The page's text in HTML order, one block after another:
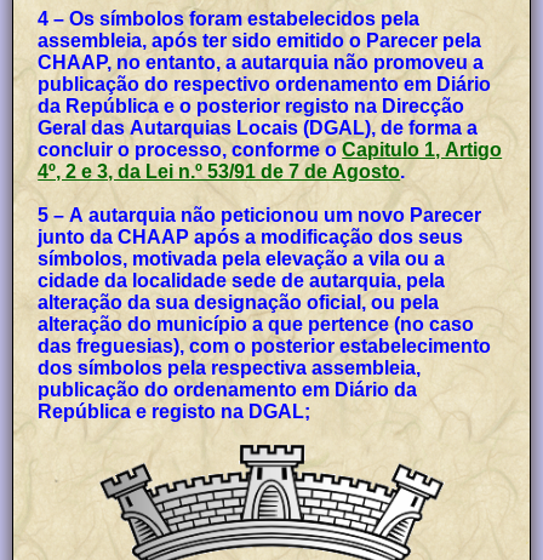
4 – Os símbolos foram estabelecidos pela
assembleia, após ter sido emitido o Parecer pela
CHAAP, no entanto, a autarquia não promoveu a
publicação do respectivo ordenamento em Diário
da República e o posterior registo na Direcção
Geral das Autarquias Locais (DGAL), de forma a
concluir o processo, conforme oCapitulo 1, Artigo
4º, 2 e 3, da Lei n.º 53/91 de 7 de Agosto.
5 – A autarquia não peticionou um novo Parecer
junto da CHAAP após a modificação dos seus
símbolos, motivada pela elevação a vila ou a
cidade da localidade sede de autarquia, pela
alteração da sua designação oficial, ou pela
alteração do município a que pertence (no caso
das freguesias), com o posterior estabelecimento
dos símbolos pela respectiva assembleia,
publicação do ordenamento em Diário da
República e registo na DGAL;